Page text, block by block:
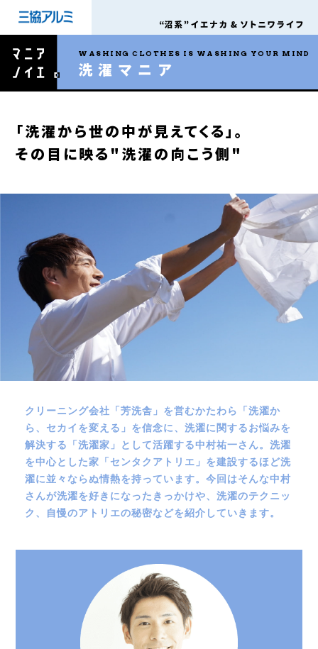
WASHING CLOTHES IS WASHING YOUR MIND
洗濯マニア
「洗濯から世の中が見えてくる」。
その目に映る"洗濯の向こう側"
クリーニング会社「芳洗舎」を営むかたわら「洗濯か
ら、セカイを変える」を信念に、洗濯に関するお悩みを
解決する「洗濯家」として活躍する中村祐一さん。洗濯
を中心とした家「センタクアトリエ」を建設するほど洗
濯に並々ならぬ情熱を持っています。今回はそんな中村
さんが洗濯を好きになったきっかけや、洗濯のテクニッ
ク、自慢のアトリエの秘密などを紹介していきます。